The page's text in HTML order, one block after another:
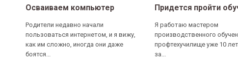
Осваиваем компьютер
Родители недавно начали
пользоваться интернетом, и я вижу,
как им сложно, иногда они даже
боятся...
Придется пройти
Я работаю мастером
производственного
профтехучилище уже 10
за...